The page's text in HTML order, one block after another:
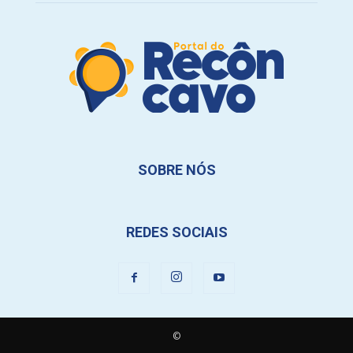
SOBRE NÓS
REDES SOCIAIS
©